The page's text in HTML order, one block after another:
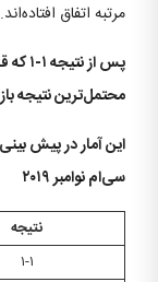
مرتبه اتفاق افتاده‌اند.
پس
محتمل‌ترین نتیجه
این آمار در پیش
سی‌ام نوامبر ۲۰۱۹
نتیجه
۱-۱